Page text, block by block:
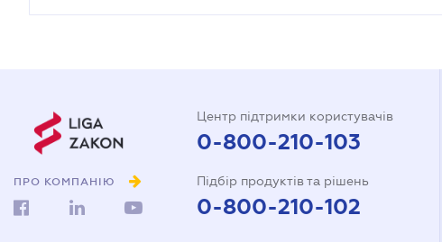
ПРО КОМПАНІЮ
Центр підтримки користувачів
0-800-210-103
Підбір продуктів та рішень
0-800-210-102